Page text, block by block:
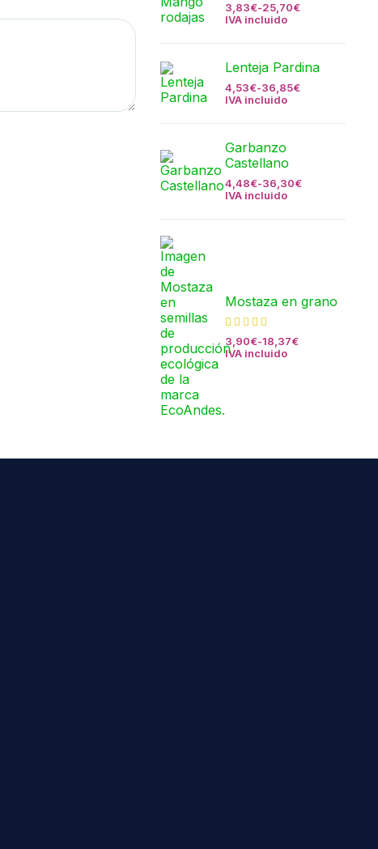
3,83€-25,70€
IVA incluido
Lenteja Pardina
4,53€-36,85€
IVA incluido
Garbanzo
Castellano
4,48€-36,30€
IVA incluido
Mostaza en grano
3,90€-18,37€
IVA incluido